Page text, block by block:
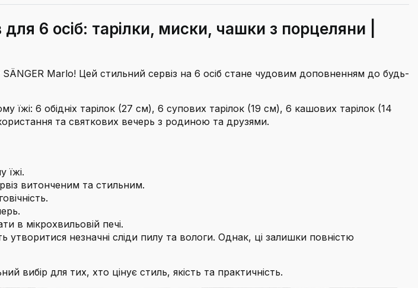
6 осіб: тарілки, миски, чашки з порцеляни |
Marlo! Цей стильний сервіз на 6 осіб стане чудовим доповненням до будь-
6 обідніх тарілок (27 см), 6 супових тарілок (19 см), 6 кашових тарілок (14
та святкових вечерь з родиною та друзями.
їжі.
витонченим та стильним.
в мікрохвильовій печі.
незначні сліди пилу та вологи. Однак, ці залишки повністю
для тих, хто цінує стиль, якість та практичність.